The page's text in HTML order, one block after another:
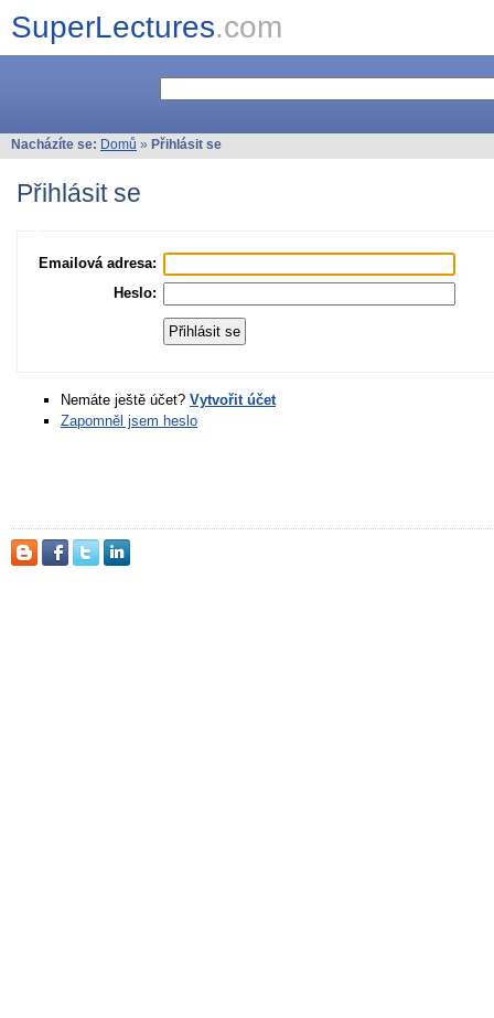
SuperLectures.com
Nacházíte se: Domů » Přihlásit se
Přihlásit se
Emailová adresa:
Heslo:
Nemáte ještě účet? Vytvořit účet
Zapomněl jsem heslo